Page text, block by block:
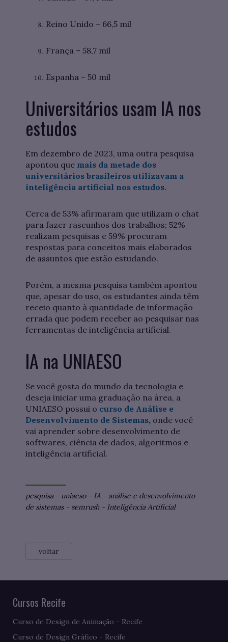
Reino Unido – 66,5 mil
França – 58,7 mil
Espanha – 50 mil
Universitários usam IA nos
estudos
Em dezembro de 2023, uma outra pesquisa
apontou que mais da metade dos
universitários brasileiros utilizavam a
inteligência artificial nos estudos.
Cerca de 53% afirmaram que utilizam o chat
para fazer rascunhos dos trabalhos; 52%
realizam pesquisas e 59% procuram
respostas para conceitos mais elaborados
de assuntos que estão estudando.
Porém, a mesma pesquisa também apontou
que, apesar do uso, os estudantes ainda têm
receio quanto à quantidade de informação
errada que podem receber ao pesquisar nas
ferramentas de inteligência artificial.
IA na UNIAESO
Se você gosta do mundo da tecnologia e
deseja iniciar uma graduação na área, a
UNIAESO possui o curso de Análise e
Desenvolvimento de Sistemas, onde você
vai aprender sobre desenvolvimento de
softwares, ciência de dados, algoritmos e
inteligência artificial.
pesquisa - uniaeso- IA - análise e desenvolvimento
de sistemas- semrush- Inteligência Artificial
voltar
Cursos Recife
Curso de Design de Animação - Recife
Curso de Design Gráfico - Recife